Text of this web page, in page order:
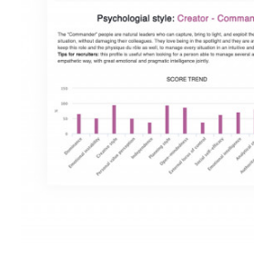
Teste online sobre estilos de
personalidade